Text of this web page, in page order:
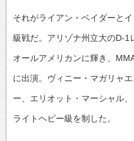
それがライアン・ベイダーと
級戦だ。アリゾナ州立大のD-1
オールアメリカンに輝き、
に出演。ヴィニー・マガリャ
ー、エリオット・マーシャル
ライトヘビー級を制した。